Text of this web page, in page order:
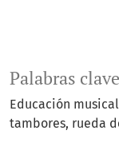
Palabras clave
Educación musical
tambores rueda